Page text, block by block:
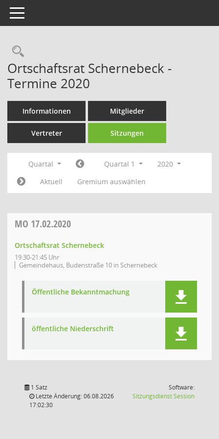
Toggle navigation
Rechercheauswahl
Ortschaftsrat Schernebeck -
Termine 2020
Informationen Mitglieder
Vertreter Sitzungen
Quartal Quartal 1
2020
Aktuell
Gremium auswählen
MO 17.02.2020
Ortschaftsrat Schernebeck
19:30-21:45 Uhr
Gemeindehaus, Budenstraße 10 in Schernebeck
Öffentliche Bekanntmachung
öffentliche Niederschrift
1 Satz
Letzte Änderung: 06.08.2026
17:02:30
Software:
SitzungsdienstSession(Wird in